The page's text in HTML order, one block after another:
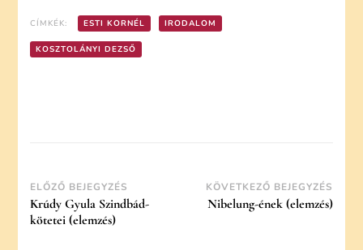
CÍMKÉK: ESTI KORNÉL IRODALOM
KOSZTOLÁNYI DEZSŐ
Post
Navigation
ELŐZŐ BEJEGYZÉS
Krúdy Gyula Szindbád-
kötetei (elemzés)
KÖVETKEZŐ BEJEGYZÉS
Nibelung-ének (elemzés)